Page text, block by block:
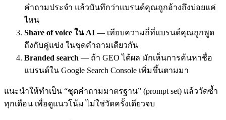
คำถามประจำ แล้วบันทึกว่าแบรนด์คุณถูกอ้างถึงบ่อยแค่
ไหน
Share of voice ใน AI — เทียบความถี่ที่แบรนด์คุณถูกพูด
ถึงกับคู่แข่ง ในชุดคำถามเดียวกัน
Branded search — ถ้า GEO ได้ผล มักเห็นการค้นหาชื่อ
แบรนด์ใน Google Search Console เพิ่มขึ้นตามมา
แนะนำให้ทำเป็น “ชุดคำถามมาตรฐาน” (prompt set) แล้ววัดซ้ำ
ทุกเดือน เพื่อดูแนวโน้ม ไม่ใช่วัดครั้งเดียวจบ